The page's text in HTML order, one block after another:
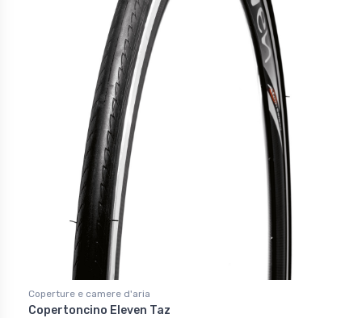
Coperture e camere d'aria
Copertoncino Eleven Taz